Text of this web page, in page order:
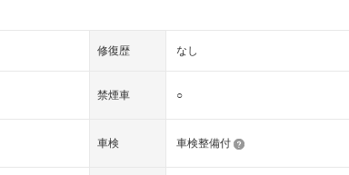
修復歴 なし
禁煙車 ○
車検 車検整備付